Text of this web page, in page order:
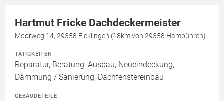
Hartmut Fricke Dachdeckermeister
Moorweg 14, 29358 Eicklingen (18km von 29358 Hambühren)
TÄTIGKEITEN
Reparatur, Beratung, Ausbau, Neueindeckung,
Dämmung / Sanierung, Dachfenstereinbau
GEBÄUDETEILE